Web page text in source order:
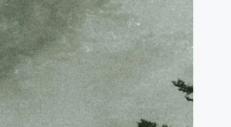
が育み合う
ーポジ ティブ発展